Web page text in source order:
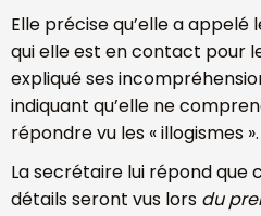
Elle précise qu’elle a
qui elle est en contact pour
expliqué ses
indiquant qu’elle ne
répondre vu les « illogismes ».
La secrétaire lui répond que
détails seront vus lors du